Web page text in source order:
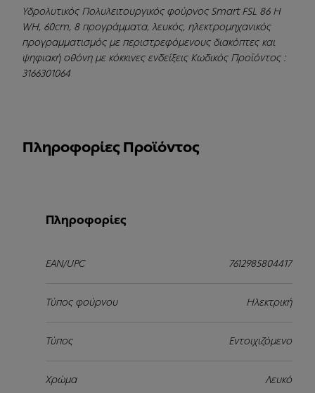
Υδρολυτικός Πολυλειτουργικός φούρνος Smart FSL 86 H
WH, 60cm, 8 προγράμματα, λευκός, ηλεκτρομηχανικός
προγραμματισμός με περιστρεφόμενους διακόπτες και
ψηφιακή οθόνη με κόκκινες ενδείξεις Κωδικός Προϊόντος :
3166301064
Πληροφορίες Προϊόντος
Πληροφορίες
EAN/UPC 7612985804417
Τύπος φούρνου Ηλεκτρική
Τύπος Εντοιχιζόμενο
Χρώμα Λευκό